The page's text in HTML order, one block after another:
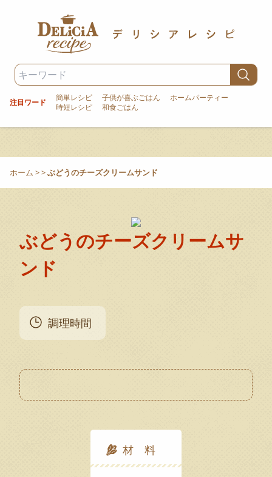
注目ワード 簡単レシピ 子供が喜ぶごはん
ホームパーティー
時短レシピ
和食ごはん
ホーム >>ぶどうのチーズクリームサンド
ぶどうのチーズクリームサ
ンド
調理時間
材 料